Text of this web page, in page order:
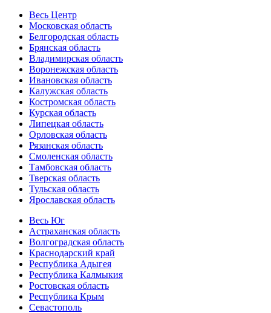
Весь Центр
Московская область
Белгородская область
Брянская область
Владимирская область
Воронежская область
Ивановская область
Калужская область
Костромская область
Курская область
Липецкая область
Орловская область
Рязанская область
Смоленская область
Тамбовская область
Тверская область
Тульская область
Ярославская область
Весь Юг
Астраханская область
Волгоградская область
Краснодарский край
Республика Адыгея
Республика Калмыкия
Ростовская область
Республика Крым
Севастополь